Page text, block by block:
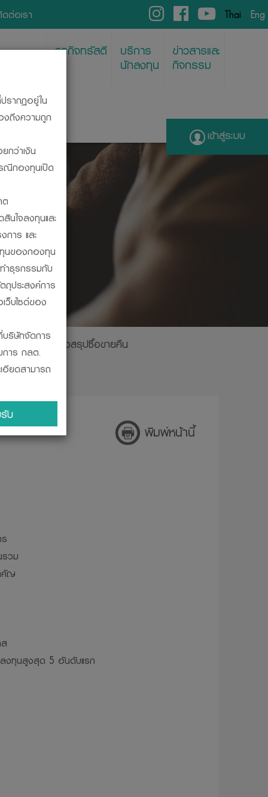
ต่อเรา Thai Eng
ธุรกิจทรัสตี บริการ
นักลงทุน
ข่าวสารและ
กิจกรรม
เข้าสู่ระบบ
ปันผล ตารางสรุปซื้อขายคืน
พิมพ์หน้านี้
วม
คัญ
งทุนสูงสุด 5 อันดับแรก
รากฏอยู่ใน
งถึงความถูก
กว่าเงิน
รณีกองทุนเปิด
ต
นใจลงทุนและ
การ และ
นของกองทุน
ำธุรกรรมกับ
ถุประสงค์การ
ว็บไซด์ของ
ริษัทจัดการ
าร กลต.
ยดสามารถ
กพัน ในการ
ะทางการ
นของ
ดยวิธีที่
นักงานคณะ
.ล.ต. ออก
รรยาบรรณ
บริษัทจัดการ
พร่ ทำซ้ำ
แต่จะได้รับ
ม่รับผิดชอบ
ยไม่จำเป็น
ป็นส่วนตัว
ถูกเก็บ
ส่วนบุคคล
บ